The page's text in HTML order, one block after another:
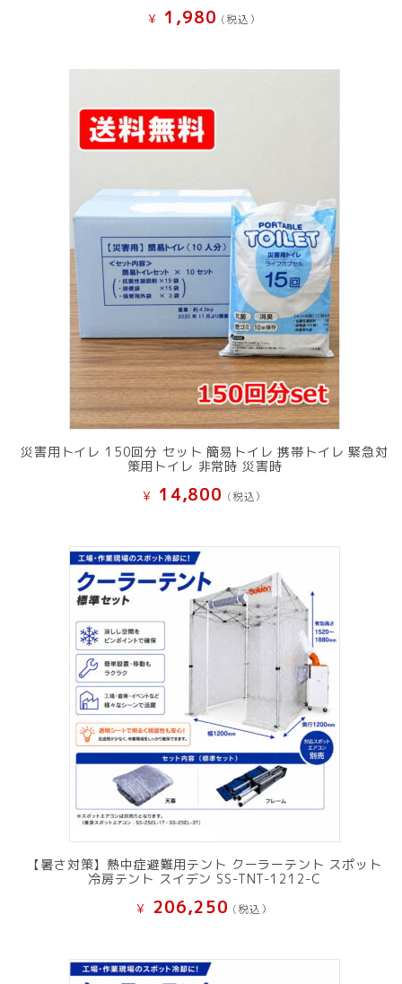
¥ 1,980 (税込）
災害用トイレ 150回分 セット 簡易トイレ 携帯トイレ 緊急対
策用トイレ 非常時 災害時
¥ 14,800 (税込）
【暑さ対策】熱中症避難用テント クーラーテント スポット
冷房テント スイデン SS-TNT-1212-C
¥ 206,250 (税込）